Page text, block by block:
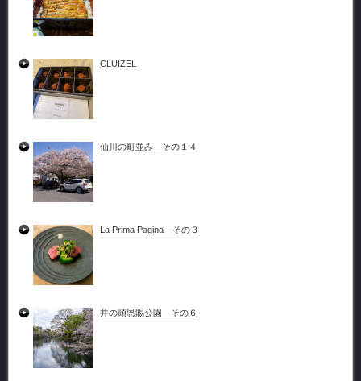
CLUIZEL
仙川の町並み その１４
La Prima Pagina その３
井の頭恩賜公園 その６